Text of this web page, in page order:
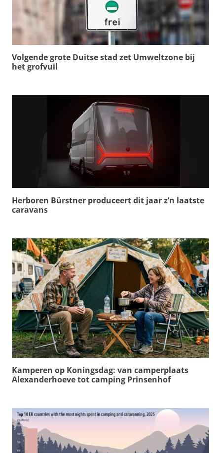
Volgende grote Duitse stad zet Umweltzone bij
het grofvuil
Herboren Bürstner produceert dit jaar z’n laatste
caravans
Kamperen op Koningsdag: van camperplaats
Alexanderhoeve tot camping Prinsenhof